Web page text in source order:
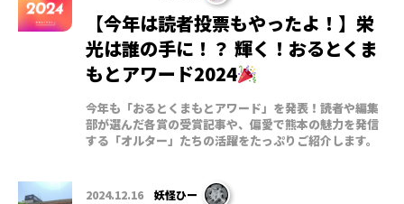
【今年は読者投票もやったよ！】栄
光は誰の手に！？ 輝く！おるとくま
もとアワード2024
今年も「おるとくまもとアワード」を発表！読者や編集
部が選んだ各賞の受賞記事や、偏愛で熊本の魅力を発信
する「オルター」たちの活躍をたっぷりご紹介します。
2024.12.16 妖怪ひー